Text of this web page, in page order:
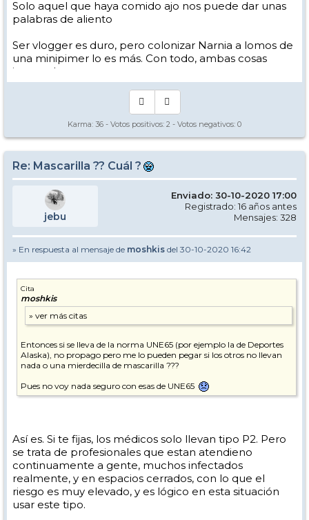
Solo aquel que haya comido ajo nos puede dar unas
palabras de aliento
Ser vlogger es duro, pero colonizar Narnia a lomos de
una minipimer lo es más. Con todo, ambas cosas
intento hacer.
Yo hago esquí extremo : voy de extremo a extremo
Los caminos del esquí son inescrotables ...
Karma: 36 - Votos positivos: 2 - Votos negativos: 0
Re: Mascarilla ?? Cuál ?
jebu
Enviado: 30-10-2020 17:00
Registrado: 16 años antes
Mensajes: 328
» En respuesta al mensaje de moshkis del 30-10-2020 16:42
Cita
moshkis
Entonces si se lleva de la norma UNE65 (por ejemplo la de Deportes
Alaska), no propago pero me lo pueden pegar si los otros no llevan
nada o una mierdecilla de mascarilla ???
Pues no voy nada seguro con esas de UNE65
Así es. Si te fijas, los médicos solo llevan tipo P2. Pero
se trata de profesionales que estan atendieno
continuamente a gente, muchos infectados
realmente, y en espacios cerrados, con lo que el
riesgo es muy elevado, y es lógico en esta situación
usar este tipo.